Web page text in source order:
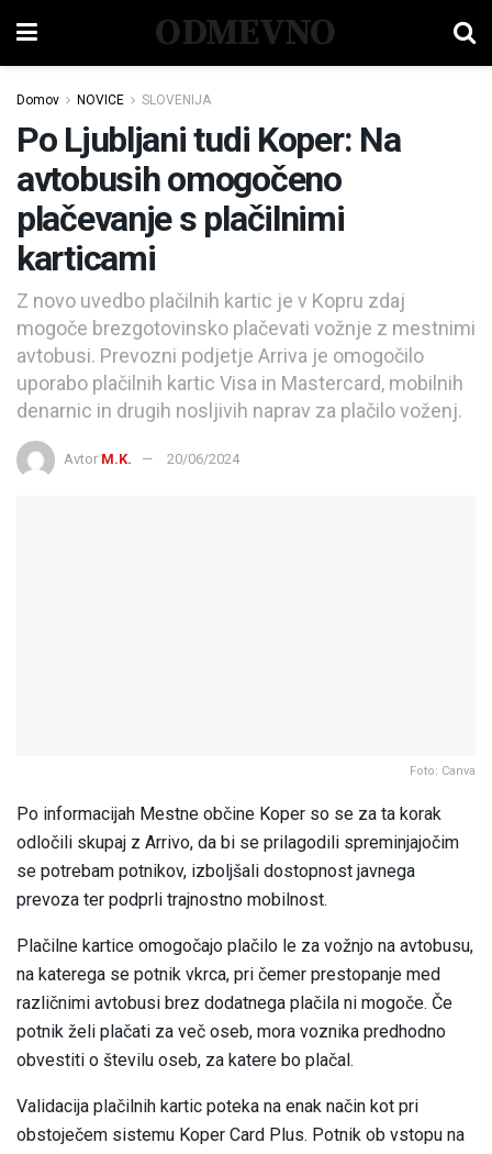
ODMEVNO
Domov NOVICE SLOVENIJA
Po Ljubljani tudi Koper: Na
avtobusih omogočeno
plačevanje s plačilnimi
karticami
Z novo uvedbo plačilnih kartic je v Kopru zdaj
mogoče brezgotovinsko plačevati vožnje z mestnimi
avtobusi. Prevozni podjetje Arriva je omogočilo
uporabo plačilnih kartic Visa in Mastercard, mobilnih
denarnic in drugih nosljivih naprav za plačilo voženj.
Avtor M.K. 20/06/2024
Foto: Canva
Po informacijah Mestne občine Koper so se za ta korak
odločili skupaj z Arrivo, da bi se prilagodili spreminjajočim
se potrebam potnikov, izboljšali dostopnost javnega
prevoza ter podprli trajnostno mobilnost.
Plačilne kartice omogočajo plačilo le za vožnjo na avtobusu,
na katerega se potnik vkrca, pri čemer prestopanje med
različnimi avtobusi brez dodatnega plačila ni mogoče. Če
potnik želi plačati za več oseb, mora voznika predhodno
obvestiti o številu oseb, za katere bo plačal.
Validacija plačilnih kartic poteka na enak način kot pri
obstoječem sistemu Koper Card Plus. Potnik ob vstopu na